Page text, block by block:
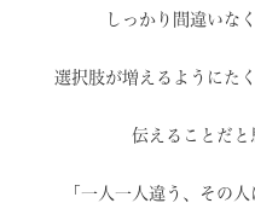
しっかり間違いな
選択肢が増えるように た
伝えることだと
「一人一人違う、その人